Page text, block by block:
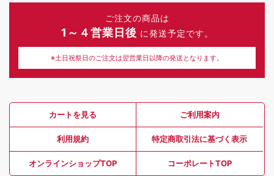
ご注文の商品は
1～４営業日後 に発送予定です。
※土日祝祭日のご注文は翌営業日以降の発送となります。
カートを見る ご利用案内
利用規約 特定商取引法に基づく表示
オンラインショップTOP コーポレートTOP